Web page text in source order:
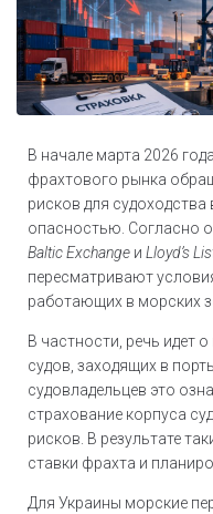
В начале марта 2026
фрахтового рынка
рисков для
опасностью. Согласно
Baltic Exchange и Lloyd’s
пересматривают
работающих в морских
В частности, речь идет
судов, заходящих в
судовладельцев это
страхование корпуса
рисков. В результате
ставки фрахта и
Для Украины морские